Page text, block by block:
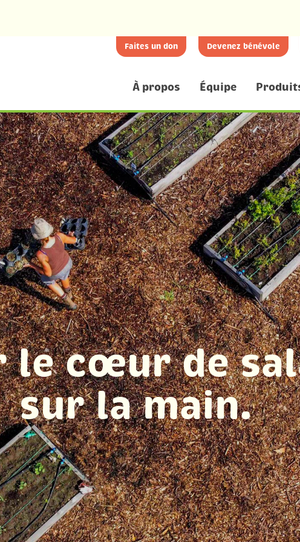
Faites un don Devenez bénévole
À propos Équipe
le cœur de
sur la main.